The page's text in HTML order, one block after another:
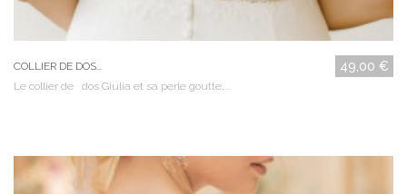
COLLIER DE DOS... 49,00 €
Le collier de dos Giulia et sa perle goutte,...